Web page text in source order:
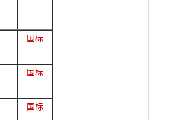
国标
国标
国标